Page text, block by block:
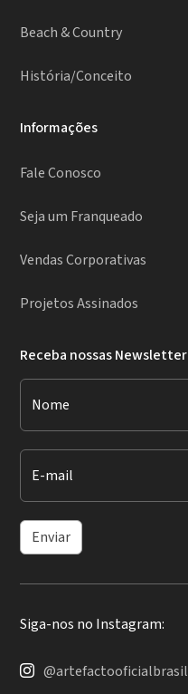
Beach & Country
História/Conceito
Informações
Fale Conosco
Seja um Franqueado
Vendas Corporativas
Projetos Assinados
Receba nossas Newsletter
Nome
E-mail
Enviar
Siga-nos no Instagram:
@artefactooficialbrasil